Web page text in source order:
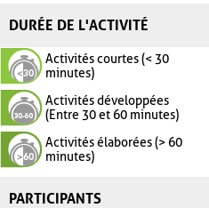
DURÉE DE L'ACTIVITÉ
Activités courtes (< 30
minutes)
Activités développées
(Entre 30 et 60 minutes)
Activités élaborées (> 60
minutes)
PARTICIPANTS